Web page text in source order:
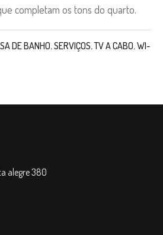
completam os tons do quarto.
DE BANHO,SERVIÇOS,TV A CABO,WI-
alegre 380